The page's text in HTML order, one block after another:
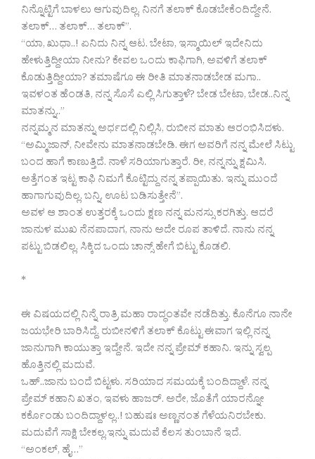
ನಿನ್ನೊಟ್ಟಿಗೆ ಬಾಳಲು ಆಗುವುದಿಲ್ಲ. ನಿನಗೆ ತಲಾಕ್ ಕೊಡಬೇಕೆಂದಿದ್ದೇನೆ.
ತಲಾಕ್… ತಲಾಕ್… ತಲಾಕ್”.
“ಯಾ, ಖುಧಾ..! ಏನಿದು ನಿನ್ನ ಆಟ. ಬೇಟಾ, ಇಸ್ಮಾಯಿಲ್ ಇದೇನಿದು
ಹೇಳುತ್ತಿದ್ದೀಯಾ ನೀನು? ಕೇವಲ ಒಂದು ಕಾಫಿಗಾಗಿ, ಅವಳಿಗೆ ತಲಾಕ್
ಕೊಡುತ್ತಿದ್ದೀಯಾ? ತಮಾಷೆಗೂ ಈ ರೀತಿ ಮಾತನಾಡಬೇಡ ಮಗಾ..
ಇವಳಂತ ಹೆಂಡತಿ, ನನ್ನ ಸೊಸೆ ಎಲ್ಲಿ ಸಿಗುತ್ತಾಳೆ? ಬೇಡ ಬೇಟಾ, ಬೇಡ..ನಿನ್ನ
ಮಾತನ್ನು..”
ನನ್ನಮ್ಮನ ಮಾತನ್ನು ಅರ್ಧದಲ್ಲಿ ನಿಲ್ಲಿಸಿ, ರುಬೀನ ಮಾತು ಆರಂಭಿಸಿದಳು.
“ಅಮ್ಮಿಜಾನ್, ನೀವೇನು ಮಾತನಾಡಬೇಡಿ. ಈಗ ಅವರಿಗೆ ನನ್ನ ಮೇಲೆ ಸಿಟ್ಟು
ಬಂದ ಹಾಗೆ ಕಾಣುತ್ತಿದೆ. ನಾಳೆ ಸರಿಯಾಗುತ್ತಾರೆ. ರೀ, ನನ್ನನ್ನು ಕ್ಷಮಿಸಿ.
ಅತ್ತೆಗಂತ ಇಟ್ಟ ಕಾಫಿ ನಿಮಗೆ ಕೊಟ್ಟಿದ್ದು ನನ್ನ ತಪ್ಪಾಯಿತು. ಇನ್ನು ಮುಂದೆ
ಹಾಗಾಗುವುದಿಲ್ಲ. ಬನ್ನಿ, ಊಟ ಬಡಿಸುತ್ತೇನೆ”.
ಅವಳ ಆ ಶಾಂತ ಉತ್ತರಕ್ಕೆ ಒಂದು ಕ್ಷಣ ನನ್ನ ಮನಸ್ಸು ಕರಗಿತ್ತು. ಆದರೆ
ಜಾನುಳ ಮುಖ ನೆನಪಾದಾಗ, ನಾನು ಅದೇ ರೂಪ ತಾಳಿದೆ. ನಾನು ನನ್ನ
ಪಟ್ಟು ಬಿಡಲಿಲ್ಲ. ಸಿಕ್ಕಿದ ಒಂದು ಚಾನ್ಸ್ ಹೇಗೆ ಬಿಟ್ಟು ಕೊಡಲಿ.
*
ಈ ವಿಷಯದಲ್ಲಿ ನಿನ್ನೆ ರಾತ್ರಿ ಮಹಾ ರಾದ್ಧಂತವೇ ನಡೆದಿತ್ತು. ಕೊನೆಗೂ ನಾನೇ
ಜಯಭೇರಿ ಬಾರಿಸಿದ್ದೆ. ರುಬೀನಳಿಗೆ ತಲಾಕ್ ಕೊಟ್ಟು ಈವಾಗ ಇಲ್ಲಿ ನನ್ನ
ಜಾನುಗಾಗಿ ಕಾಯುತ್ತಾ ಇದ್ದೇನೆ. ಇದೇ ನನ್ನ ಪ್ರೇಮ್ ಕಹಾನಿ. ಇನ್ನು ಸ್ವಲ್ಪ
ಹೊತ್ತಿನಲ್ಲಿ ಮದುವೆ.
ಒಹ್..ಜಾನು ಬಂದೆ ಬಿಟ್ಟಳು. ಸರಿಯಾದ ಸಮಯಕ್ಕೆ ಬಂದಿದ್ದಾಳೆ. ನನ್ನ
ಪ್ರೇಮ್ ಕಹಾನಿ ಖತಂ, ಇವಳು ಹಾಜರ್. ಅರೇ, ಜೊತೆಗೆ ಯಾರನ್ನೋ
ಕರ್ಕೊಂಡು ಬಂದಿದ್ದಾಳಲ್ಲ..! ಬಹುಷಃ ಅಣ್ಣನಂತ ಗೆಳೆಯನಿರಬೇಕು.
ಮದುವೆಗೆ ಸಾಕ್ಷಿ ಬೇಕಲ್ಲ.ಇನ್ನು ಮದುವೆ ಕೆಲಸ ತುಂಬಾನೆ ಇದೆ.
“ಅಂಕಲ್, ಹೈ…”